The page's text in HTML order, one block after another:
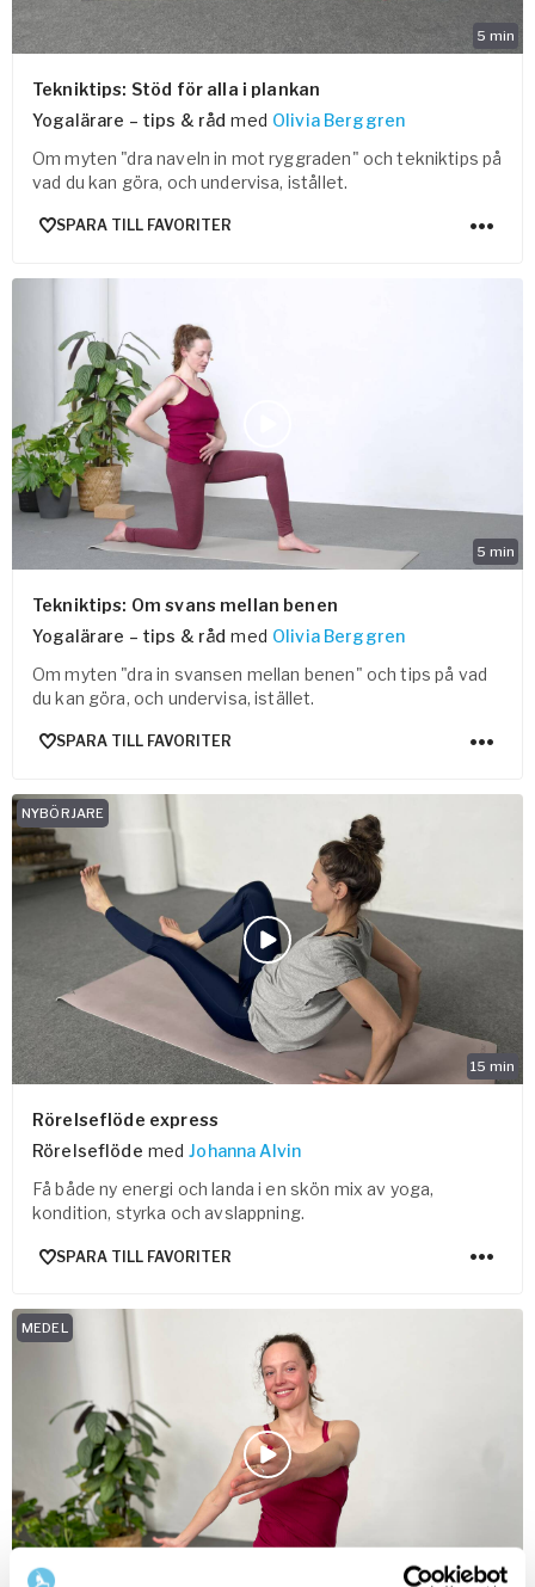
5 min
Tekniktips: Stöd för alla i plankan
Yogalärare – tips & råd med Olivia Berggren
Om myten "dra naveln in mot ryggraden" och tekniktips på
vad du kan göra, och undervisa, istållet.
SPARA TILL FAVORITER
5 min
Tekniktips: Om svans mellan benen
Yogalärare – tips & råd med Olivia Berggren
Om myten "dra in svansen mellan benen" och tips på vad
du kan göra, och undervisa, istället.
SPARA TILL FAVORITER
15 min
NYBÖRJARE
Rörelseflöde express
Rörelseflöde med Johanna Alvin
Få både ny energi och landa i en skön mix av yoga,
kondition, styrka och avslappning.
SPARA TILL FAVORITER
20min
MEDEL